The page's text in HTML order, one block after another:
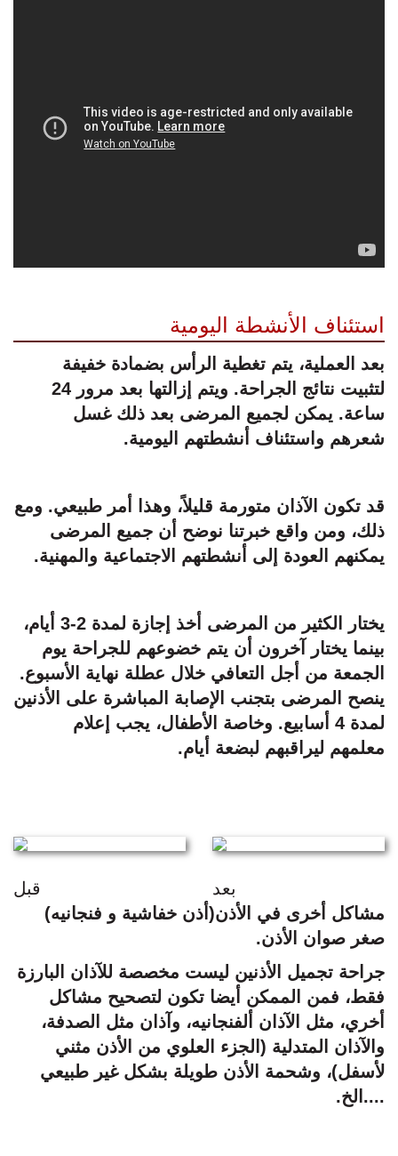
استئناف الأنشطة اليومية
بعد العملية، يتم تغطية الرأس بضمادة خفيفة
لتثبيت نتائج الجراحة. ويتم إزالتها بعد مرور 24
ساعة. يمكن لجميع المرضى بعد ذلك غسل
شعرهم واستئناف أنشطتهم اليومية.
قد تكون الآذان متورمة قليلاً، وهذا أمر طبيعي. ومع
ذلك، ومن واقع خبرتنا نوضح أن جميع المرضى
يمكنهم العودة إلى أنشطتهم الاجتماعية والمهنية.
يختار الكثير من المرضى أخذ إجازة لمدة 2-3 أيام،
بينما يختار آخرون أن يتم خضوعهم للجراحة يوم
الجمعة من أجل التعافي خلال عطلة نهاية الأسبوع.
ينصح المرضى بتجنب الإصابة المباشرة على الأذنين
لمدة 4 أسابيع. وخاصة الأطفال، يجب إعلام
معلمهم ليراقبهم لبضعة أيام.
قبل
بعد
مشاكل أخرى في الأذن(أذن خفاشية و فنجانيه)
صغر صوان الأذن.
جراحة تجميل الأذنين ليست مخصصة للآذان البارزة
فقط، فمن الممكن أيضا تكون لتصحيح مشاكل
أخري، مثل الآذان ألفنجانيه، وآذان مثل الصدفة،
والآذان المتدلية (الجزء العلوي من الأذن مثني
لأسفل)، وشحمة الأذن طويلة بشكل غير طبيعي
....الخ.